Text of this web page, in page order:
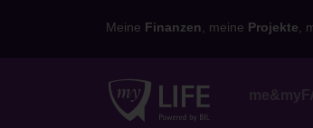
Meine Finanzen , meine Projekte ,